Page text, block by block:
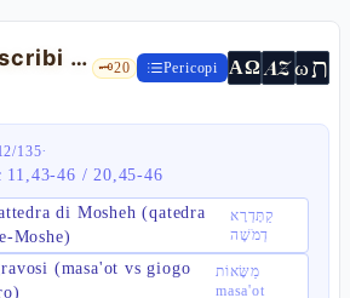
Ipocrisia degli scribi e dei farisei 🗝️20 Pericopi ΑΩ AZωת
/135·
11,43-46 / 20,45-46
di Mosheh (qatedra
Moshe)
קַתֶּדְרָא
דְמֹשֶׁה
(masa'ot vs giogo
מַשָּׂאוֹת
masa'ot